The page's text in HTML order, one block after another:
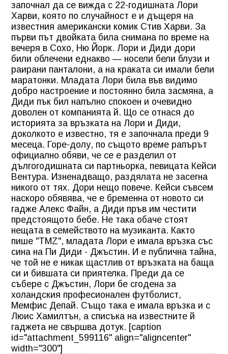
започнал да се вижда с 22-годишната Лори
Харви, която по случайност е и дъщеря на
известния американски комик Стив Харви. За
първи път двойката била снимана по време на
вечеря в Сохо, Ню Йорк. Лори и Диди дори
били облечени еднакво — носели бели блузи и
раирани панталони, а на краката си имали бели
маратонки. Младата Лори била във видимо
добро настроение и постоянно била засмяна, а
Диди пък бил напълно спокоен и очевидно
доволен от компанията й. Що се отнася до
историята за връзката на Лори и Диди,
доколкото е известно, тя е започнала преди 9
месеца. Горе-долу, по същото време рапърът
официално обяви, че се е разделил от
дългогодишната си партньорка, певицата Кейси
Вентура. Изненадващо, раздялата не засегна
никого от тях. Дори нещо повече. Кейси съвсем
наскоро обявява, че е бременна от новото си
гадже Алекс Файн, а Диди пръв им честити
предстоящото бебе. Не така обаче стоят
нещата в семейството на музиканта. Както
пише "TMZ", младата Лори е имала връзка със
сина на Пи Диди - Джъстин. И е публична тайна,
че той не е никак щастлив от връзката на баща
си и бившата си приятелка. Преди да се
събере с Джъстин, Лори бе сгодена за
холандския професионален футболист,
Мемфис Депай. Също така е имала връзка и с
Люис Хамилтън, а списъка на известните й
гаджета не свършва дотук. [caption
id="attachment_599116" align="aligncenter"
width="300"]